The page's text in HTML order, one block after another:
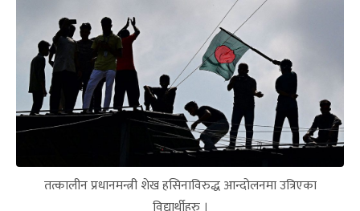
तत्कालीन प्रधानमन्त्री शेख हसिनाविरुद्ध आन्दोलनमा उत्रिएका